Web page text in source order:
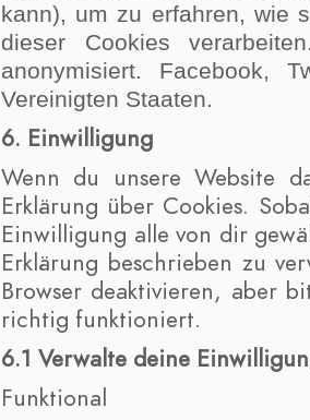
kann), um zu erfahren, wie
dieser Cookies
anonymisiert. Facebook,
Vereinigten Staaten.
6. Einwilligung
Wenn du unsere Website
Erklärung über Cookies.
Einwilligung alle von dir
Erklärung beschrieben zu
Browser deaktivieren, aber
richtig funktioniert.
6.1 Verwalte deine
Funktional